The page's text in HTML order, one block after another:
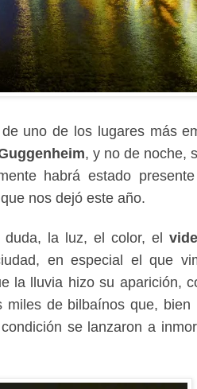
uno de los lugares más
, y no de noche,
habrá estado
que nos dejó este año.
duda, la luz, el color, el
en especial el que
la lluvia hizo su aparición,
de bilbaínos que, bien
se lanzaron a